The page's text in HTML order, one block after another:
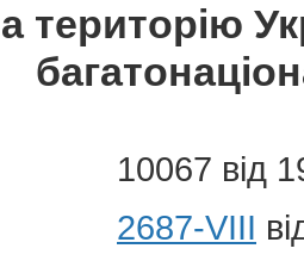
територію
10067 від
2687-VIII